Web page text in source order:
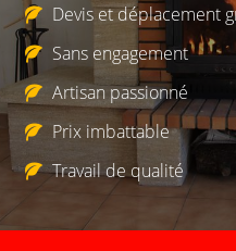
Devis et déplacement
Sans engagement
Artisan passionné
Prix imbattable
Travail de qualité